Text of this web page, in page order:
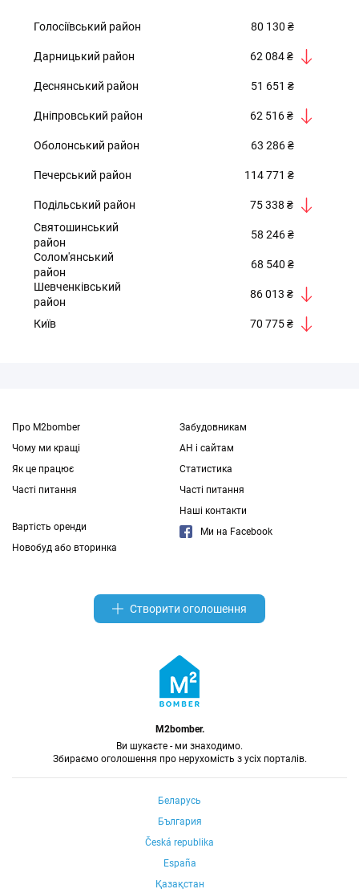
Голосіївський район 80 130 ₴
Дарницький район 62 084 ₴
Деснянський район 51 651 ₴
Дніпровський район 62 516 ₴
Оболонський район 63 286 ₴
Печерський район 114 771 ₴
Подільський район
75 338 ₴
Святошинський
район
58 246 ₴
Солом'янський
район
68 540 ₴
Шевченківський
район
86 013 ₴
Київ 70 775 ₴
Про M2bomber
Чому ми кращі
Як це працює
Часті питання
Вартість оренди
Новобуд або вторинка
Забудовникам
АН і сайтам
Статистика
Часті питання
Наші контакти
Ми на Facebook
Створити оголошення
M2bomber.
Ви шукаєте - ми знаходимо.
Збираємо оголошення про нерухомість з усіх порталів.
Беларусь
България
Česká republika
España
Қазақстан